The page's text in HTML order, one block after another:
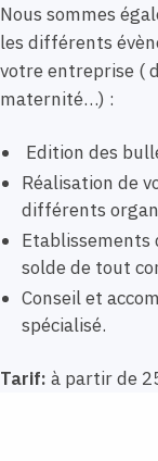
Nous sommes
les différents
votre entreprise (
maternité…) :
Edition des
Réalisation de
différents
solde de tout
Conseil et
spécialisé.
Tarif: à partir de